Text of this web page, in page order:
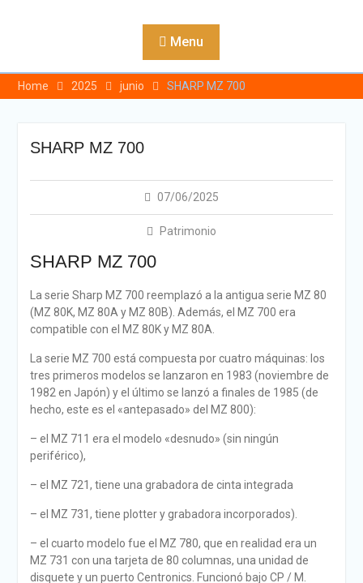
Menu
Home 2025 junio SHARP MZ 700
SHARP MZ 700
07/06/2025
Patrimonio
SHARP MZ 700
La serie Sharp MZ 700 reemplazó a la antigua serie MZ 80
(MZ 80K, MZ 80A y MZ 80B). Además, el MZ 700 era
compatible con el MZ 80K y MZ 80A.
La serie MZ 700 está compuesta por cuatro máquinas: los
tres primeros modelos se lanzaron en 1983 (noviembre de
1982 en Japón) y el último se lanzó a finales de 1985 (de
hecho, este es el «antepasado» del MZ 800):
– el MZ 711 era el modelo «desnudo» (sin ningún
periférico),
– el MZ 721, tiene una grabadora de cinta integrada
– el MZ 731, tiene plotter y grabadora incorporados).
– el cuarto modelo fue el MZ 780, que en realidad era un
MZ 731 con una tarjeta de 80 columnas, una unidad de
disquete y un puerto Centronics. Funcionó bajo CP / M.